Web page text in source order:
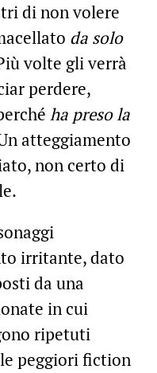
di non volere
da solo
volte gli verrà
perdere,
ha preso la
atteggiamento
non certo di
irritante, dato
da una
in cui
ripetuti
peggiori fiction